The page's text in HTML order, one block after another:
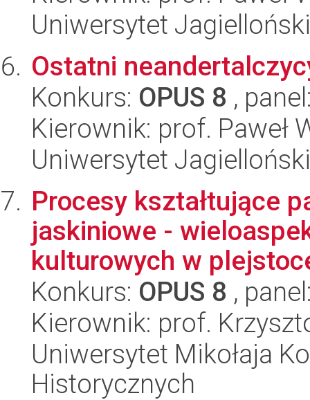
Uniwersytet
Ostatni
Konkurs: OPUS 8 ,
Kierownik: prof. Paweł
Uniwersytet
Procesy kształtujące
jaskiniowe -
kulturowych w
Konkurs: OPUS 8 ,
Kierownik: prof.
Uniwersytet Mikołaja
Historycznych